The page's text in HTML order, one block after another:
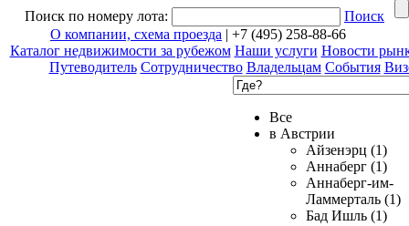
Поиск по номеру лота:
Поиск
О компании, схема проезда | +7 (495) 258-88-66
Каталог недвижимости за рубежом Наши услуги Новости
Путеводитель Сотрудничество Владельцам События
Все
в Австрии
Айзенэрц (1)
Аннаберг (1)
Аннаберг-им-
Ламмерталь (1)
Бад Ишль (1)